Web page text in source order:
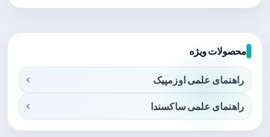
محصولات ویژه
راهنمای علمی اوزمپیک
راهنمای علمی ساکسندا